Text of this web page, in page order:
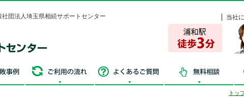
団法人埼玉県相続サポートセンター 当社
争続・失敗事例 ご利用の流れ よくあるご質問
トッ